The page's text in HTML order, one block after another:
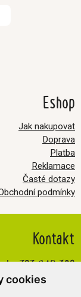
cookies
Kontakt
727 840 369
608 032 534
Eshop
Jak nakupovat
Doprava
Platba
Reklamace
Časté dotazy
podmínky